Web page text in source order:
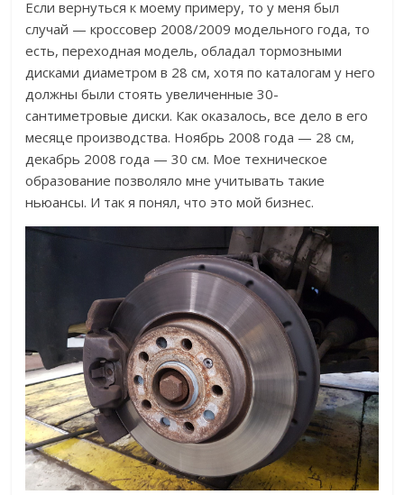
Если вернуться к моему примеру, то у меня был
случай — кроссовер 2008/2009 модельного года, то
есть, переходная модель, обладал тормозными
дисками диаметром в 28 см, хотя по каталогам у него
должны были стоять увеличенные 30-
сантиметровые диски. Как оказалось, все дело в его
месяце производства. Ноябрь 2008 года — 28 см,
декабрь 2008 года — 30 см. Мое техническое
образование позволяло мне учитывать такие
ньюансы. И так я понял, что это мой бизнес.